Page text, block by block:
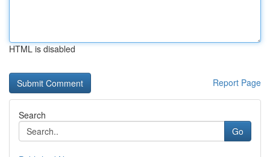
HTML is disabled
Report Page
Search
Go